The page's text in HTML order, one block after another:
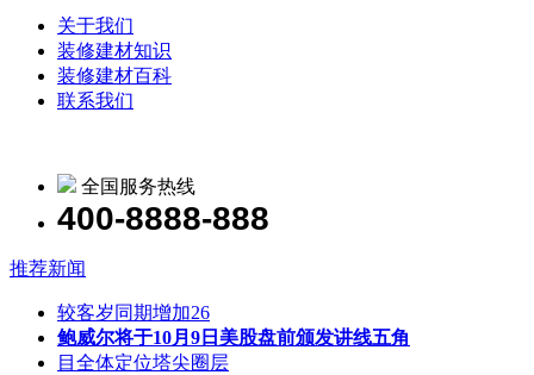
关于我们
装修建材知识
装修建材百科
联系我们
全国服务热线
400-8888-888
推荐新闻
较客岁同期增加26
鲍威尔将于10月9日美股盘前颁发讲线五角
目全体定位塔尖圈层